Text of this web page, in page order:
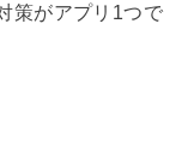
策がアプリ1つで